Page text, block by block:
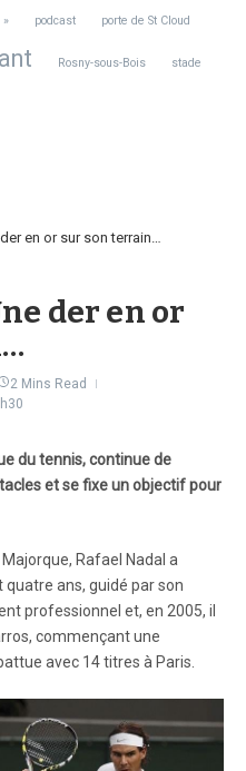
» podcast porte de St Cloud
Rosny-sous-Bois
stade
en or sur son terrain…
der en or
2 Mins Read
du tennis, continue de
et se fixe un objectif pour
Rafael Nadal a
ans, guidé par son
professionnel et, en 2005, il
commençant une
avec 14 titres à Paris.